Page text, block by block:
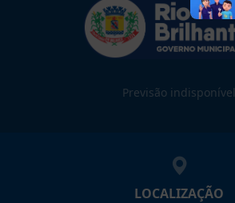
Previsão indisponível
LOCALIZAÇÃO